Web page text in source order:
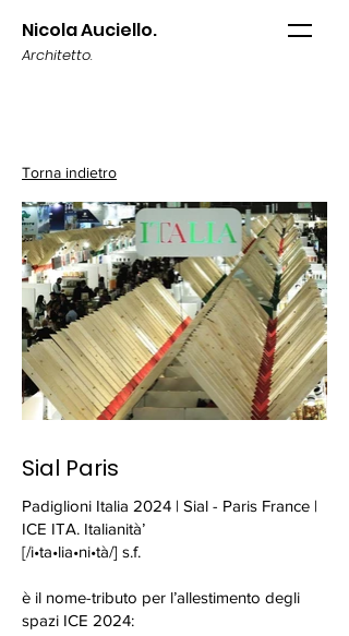
Nicola Auciello.
Architetto.
Torna indietro
Sial Paris
Padiglioni Italia 2024 | Sial - Paris France |
ICE ITA. Italianità’
[/i•ta•lia•ni•tà/] s.f.
è il nome-tributo per l’allestimento degli
spazi ICE 2024: